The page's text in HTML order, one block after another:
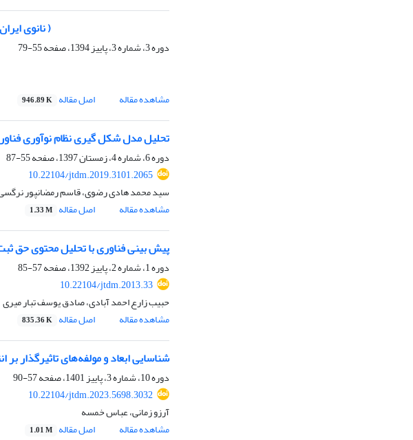
دوره 3، شماره 3، پاییز 1394، صفحه
55-79
مشاهده مقاله
اصل مقاله 946.89 K
تحلیل مدل شکل گیری نظام نوآوری
دوره 6، شماره 4، زمستان 1397، صفحه
55-87
10.22104/jtdm.2019.3101.2065
سید محمد هادی رضوی، قاسم رمضانپور
مشاهده مقاله
اصل مقاله 1.33 M
پیش بینی فناوری با تحلیل محتوی حق
دوره 1، شماره 2، پاییز 1392، صفحه
57-85
10.22104/jtdm.2013.33
حبیب زارع احمد آبادی، صادق یوسف تبار میری
مشاهده مقاله
اصل مقاله 835.36 K
شناسایی ابعاد و مولفه‌های تاثیرگذار بر
دوره 10، شماره 3، پاییز 1401، صفحه
57-90
10.22104/jtdm.2023.5698.3032
آرزو زمانی، عباس خمسه
مشاهده مقاله
اصل مقاله 1.01 M